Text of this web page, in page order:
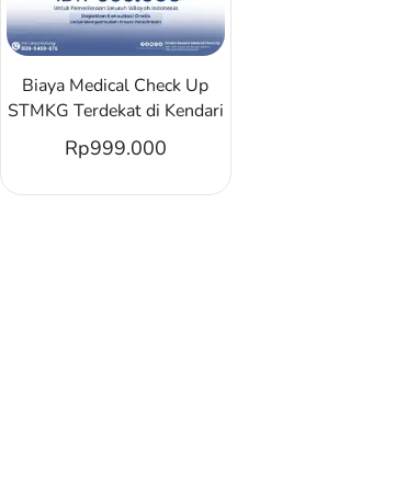
Biaya Medical Check Up
STMKG Terdekat di Kendari
Rp999.000